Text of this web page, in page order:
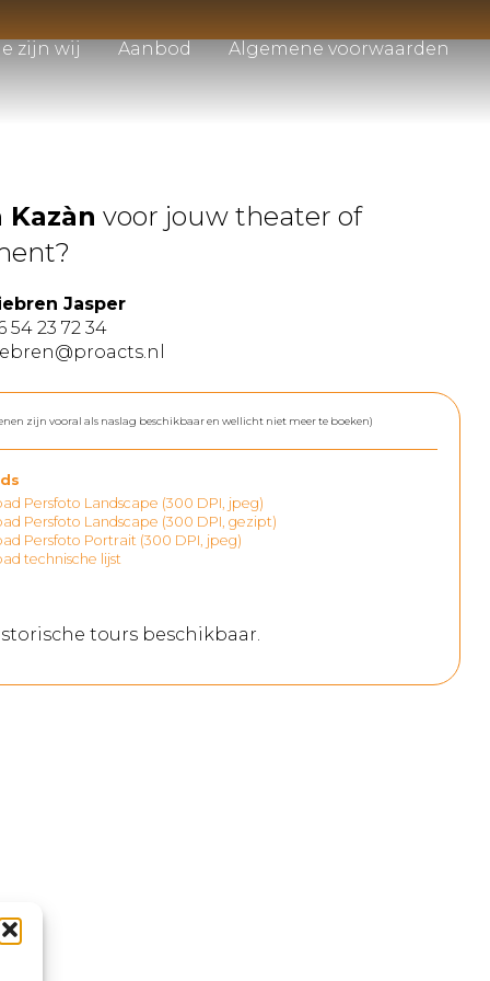
zijn wij Aanbod Algemene voorwaarden
Kazàn voor jouw theater of
Jasper
54 23 72 34
zijn vooral als naslag beschikbaar en wellicht niet meer te boeken)
Persfoto Landscape (300 DPI, jpeg)
Persfoto Landscape (300 DPI, gezipt)
Persfoto Portrait (300 DPI, jpeg)
technische lijst
tours beschikbaar.